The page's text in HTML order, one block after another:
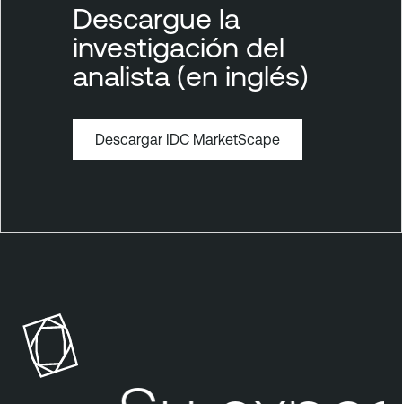
Descargue la
investigación del
analista (en inglés)
Descargar IDC MarketScape
a
b
l